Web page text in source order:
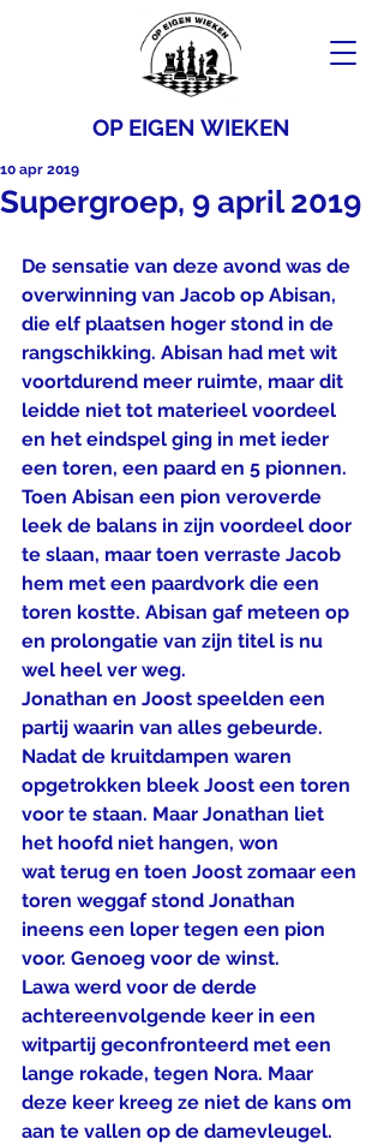
OP EIGEN WIEKEN
Supergroep, 9 april 2019
10 apr 2019
De sensatie van deze avond was de
overwinning van Jacob op Abisan,
die elf plaatsen hoger stond in de
rangschikking. Abisan had met wit
voortdurend meer ruimte, maar dit
leidde niet tot materieel voordeel
en het eindspel ging in met ieder
een toren, een paard en 5 pionnen.
Toen Abisan een pion veroverde
leek de balans in zijn voordeel door
te slaan, maar toen verraste Jacob
hem met een paardvork die een
toren kostte. Abisan gaf meteen op
en prolongatie van zijn titel is nu
wel heel ver weg.
Jonathan en Joost speelden een
partij waarin van alles gebeurde.
Nadat de kruitdampen waren
opgetrokken bleek Joost een toren
voor te staan. Maar Jonathan liet
het hoofd niet hangen, won
wat terug en toen Joost zomaar een
toren weggaf stond Jonathan
ineens een loper tegen een pion
voor. Genoeg voor de winst.
Lawa werd voor de derde
achtereenvolgende keer in een
witpartij geconfronteerd met een
lange rokade, tegen Nora. Maar
deze keer kreeg ze niet de kans om
aan te vallen op de damevleugel.